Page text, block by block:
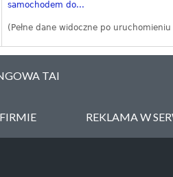
samochodem do...
(Pełne dane widoczne po
TAI
REKLAMA W